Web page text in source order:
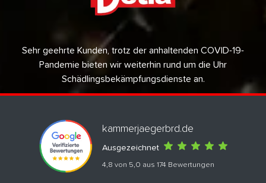
Sehr geehrte Kunden, trotz der anhaltenden COVID-19-
Pandemie bieten wir weiterhin rund um die Uhr
Schädlingsbekämpfungsdienste an.
kammerjaegerbrd.de
Ausgezeichnet
4,8 von 5,0 aus 174 Bewertungen